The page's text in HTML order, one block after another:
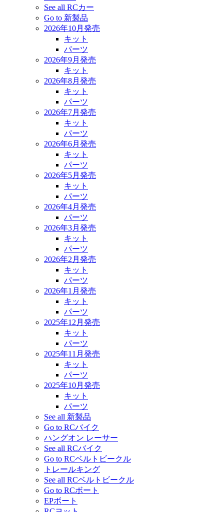
See all RCカー
Go to 新製品
2026年10月発売
キット
パーツ
2026年9月発売
キット
2026年8月発売
キット
パーツ
2026年7月発売
キット
パーツ
2026年6月発売
キット
パーツ
2026年5月発売
キット
パーツ
2026年4月発売
パーツ
2026年3月発売
キット
パーツ
2026年2月発売
キット
パーツ
2026年1月発売
キット
パーツ
2025年12月発売
キット
パーツ
2025年11月発売
キット
パーツ
2025年10月発売
キット
パーツ
See all 新製品
Go to RCバイク
ハングオン レーサー
See all RCバイク
Go to RCベルトビークル
トレールキング
See all RCベルトビークル
Go to RCボート
EPボート